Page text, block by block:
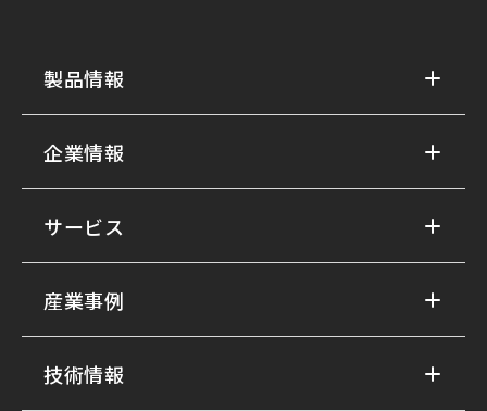
製品情報
企業情報
サービス
産業事例
技術情報